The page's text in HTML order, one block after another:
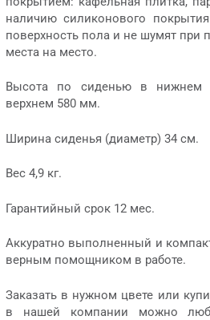
наличию силиконового
поверхность пола и не шумят при
места на место.
Высота по сиденью в
верхнем 580 мм.
Ширина сиденья (диаметр) 34 см.
Вес 4,9 кг.
Гарантийный срок 12 мес.
Аккуратно выполненный и
верным помощником в работе.
Заказать в нужном цвете или
в нашей компании можно